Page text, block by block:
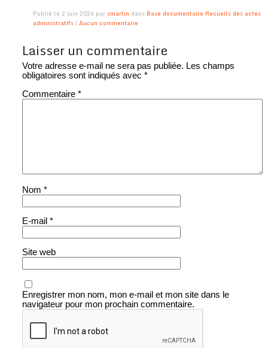
Publié le 2 juin 2026 par smartin dans Base documentaire,Recueils des actes
administratifs |Aucun commentaire
Laisser un commentaire
Votre adresse e-mail ne sera pas publiée. Les champs
obligatoires sont indiqués avec*
Commentaire*
Nom*
E-mail*
Site web
Enregistrer mon nom, mon e-mail et mon site dans le
navigateur pour mon prochain commentaire.